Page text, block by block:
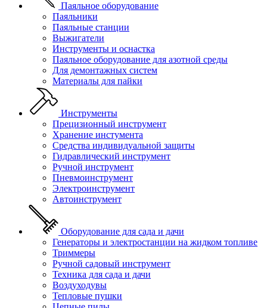
Паяльное оборудование
Паяльники
Паяльные станции
Выжигатели
Инструменты и оснастка
Паяльное оборудование для азотной среды
Для демонтажных систем
Материалы для пайки
Инструменты
Прецизионный инструмент
Хранение инстумента
Средства индивидуальной защиты
Гидравлический инструмент
Ручной инструмент
Пневмоинструмент
Электроинструмент
Автоинструмент
Оборудование для сада и дачи
Генераторы и электростанции на жидком топливе
Триммеры
Ручной садовый инструмент
Техника для сада и дачи
Воздуходувы
Тепловые пушки